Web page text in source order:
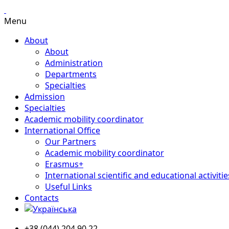
Menu
About
About
Administration
Departments
Specialties
Admission
Specialties
Academic mobility coordinator
International Office
Our Partners
Academic mobility coordinator
Erasmus+
International scientific and educational
Useful Links
Contacts